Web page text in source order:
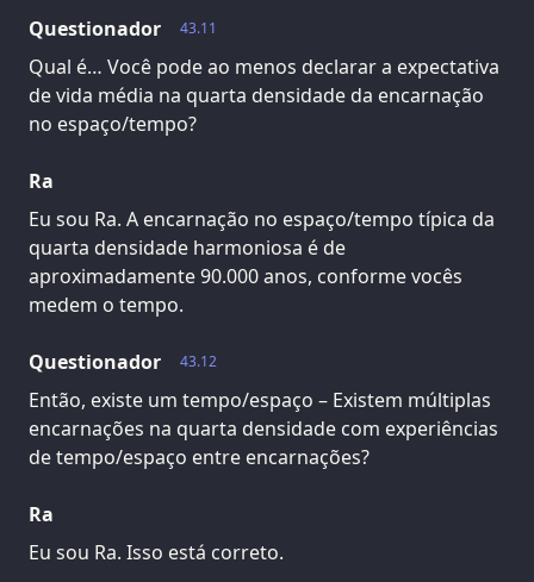
43.11
Questionador
Qual é… Você pode ao menos declarar a expectativa
de vida média na quarta densidade da encarnação
no espaço/tempo?
Ra
Eu sou Ra. A encarnação no espaço/tempo típica da
quarta densidade harmoniosa é de
aproximadamente 90.000 anos, conforme vocês
medem o tempo.
43.12
Questionador
Então, existe um tempo/espaço – Existem múltiplas
encarnações na quarta densidade com experiências
de tempo/espaço entre encarnações?
Ra
Eu sou Ra. Isso está correto.